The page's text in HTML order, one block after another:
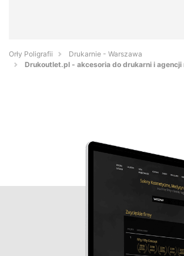
Orły Poligrafii
Drukarnie - Warszawa
Drukoutlet.pl - akcesoria do drukarni i agencji